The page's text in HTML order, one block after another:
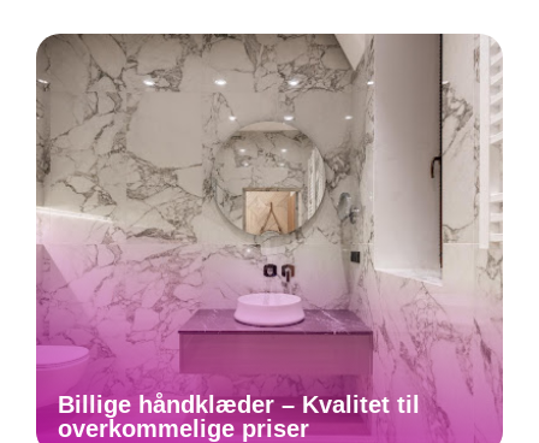
Billige håndklæder – Kvalitet til
overkommelige priser